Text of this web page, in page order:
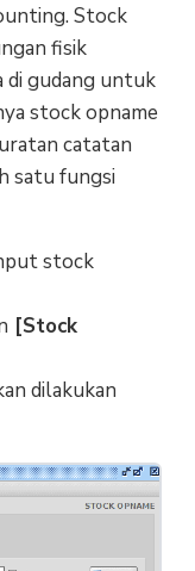
Stock
fisik
di gudang untuk
stock opname
catatan
satu fungsi
stock
[Stock
dilakukan